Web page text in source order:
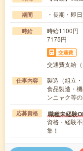
期間 ・長期・即
時給
時給1100円
7175円
交通費
交通費支給（
仕事内容
製造（組立・
食品製造・
ンニャク等
応募資格 職種未経験
資格・経験
集！